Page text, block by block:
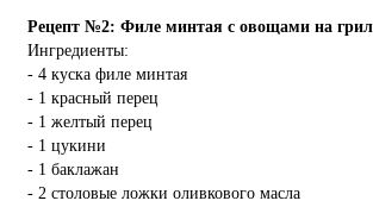
Рецепт №2: Филе минтая с овощами на
Ингредиенты:
- 4 куска филе минтая
- 1 красный перец
- 1 желтый перец
- 1 цукини
- 1 баклажан
- 2 столовые ложки оливкового масла